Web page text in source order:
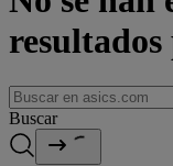
Buscar